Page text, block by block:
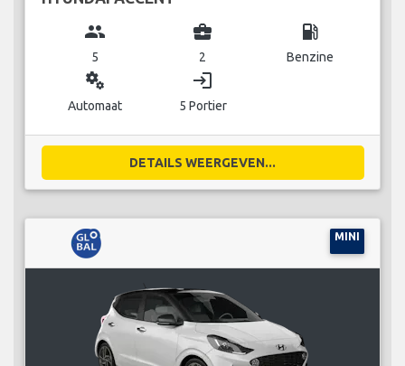
group
5
business_center
2
local_gas_station
Benzine
miscellaneous_services
Automaat
login
5 Portier
DETAILS WEERGEVEN...
MINI